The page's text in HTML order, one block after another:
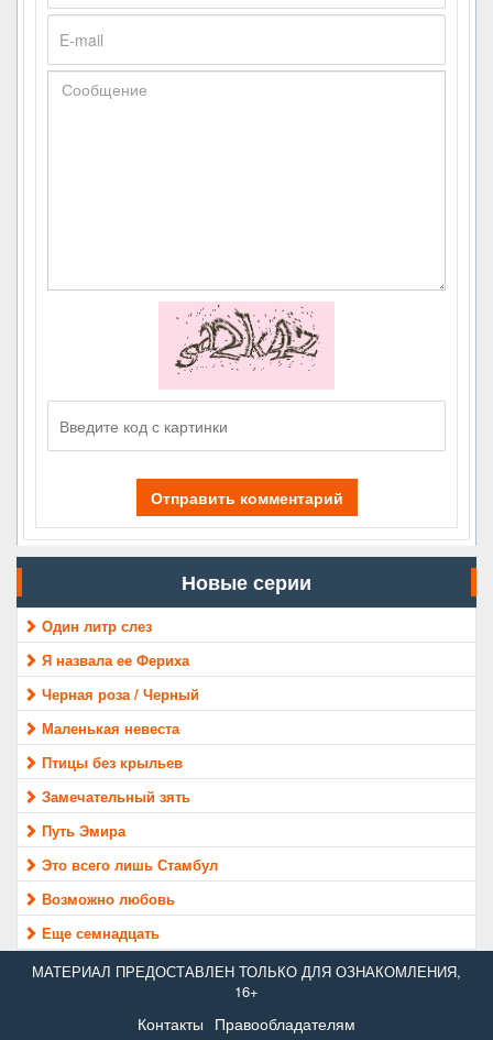
Отправить комментарий
Новые серии
Один литр слез
Я назвала ее Фериха
Черная роза / Черный
Маленькая невеста
Птицы без крыльев
Замечательный зять
Путь Эмира
Это всего лишь Стамбул
Возможно любовь
Еще семнадцать
МАТЕРИАЛ ПРЕДОСТАВЛЕН ТОЛЬКО ДЛЯ ОЗНАКОМЛЕНИЯ,
16+
Контакты Правообладателям